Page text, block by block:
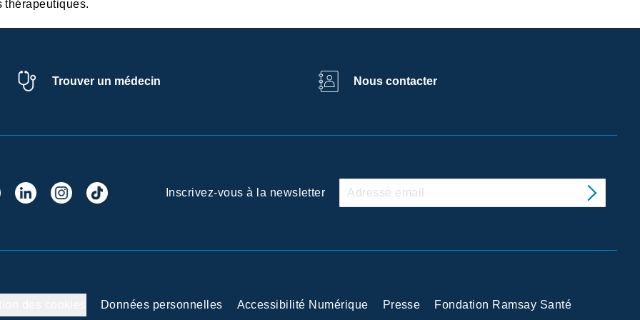
thérapeutiques.
Trouver un médecin Nous contacter
Inscrivez-vous à la newsletter
Données personnelles Accessibilité Numérique Presse Fondation Ramsay Santé